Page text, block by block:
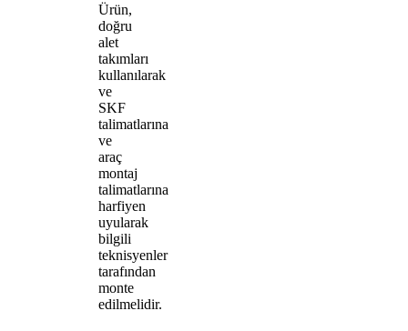
Ürün,
doğru
alet
takımları
kullanılarak
ve
SKF
talimatlarına
ve
araç
montaj
talimatlarına
harfiyen
uyularak
bilgili
teknisyenler
tarafından
monte
edilmelidir.